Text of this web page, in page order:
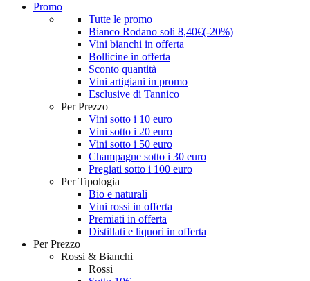
Promo
Tutte le promo
Bianco Rodano soli 8,40€(-20%)
Vini bianchi in offerta
Bollicine in offerta
Sconto quantità
Vini artigiani in promo
Esclusive di Tannico
Per Prezzo
Vini sotto i 10 euro
Vini sotto i 20 euro
Vini sotto i 50 euro
Champagne sotto i 30 euro
Pregiati sotto i 100 euro
Per Tipologia
Bio e naturali
Vini rossi in offerta
Premiati in offerta
Distillati e liquori in offerta
Per Prezzo
Rossi & Bianchi
Rossi